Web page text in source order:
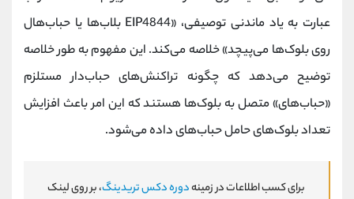
عبارت به یاد ماندنی توصیفی، «EIP4844 بلاب‌ها یا حباب‌هال
روی بلوک‌ها می‌پیچد» خلاصه می‌کند. این مفهوم به طور خلاصه
توضیح می‌دهد که چگونه تراکنش‌های حباب‌دار مستلزم
«حباب‌های» متصل به بلوک‌ها هستند که این امر باعث افزایش
تعداد بلوک‌های حامل حباب‌های داده می‌شود.
برای کسب اطلاعات در زمینهدوره دکس تریدینگ، بر روی لینک